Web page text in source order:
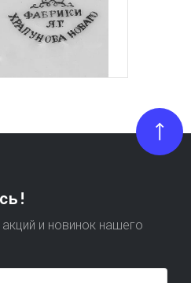
и новинок нашего